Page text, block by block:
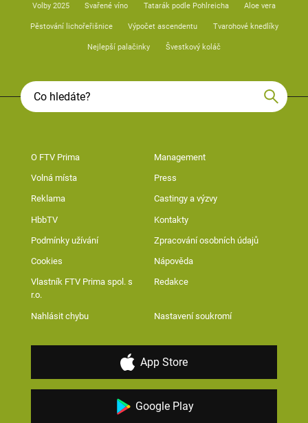
Volby 2025 Svařené víno Tatarák podle Pohlreicha Aloe vera
Pěstování lichořeřišnice Výpočet ascendentu Tvarohové knedlíky
Nejlepší palačinky Švestkový koláč
O FTV Prima Management
Volná místa Press
Reklama Castingy a výzvy
HbbTV Kontakty
Podmínky užívání Zpracování osobních údajů
Cookies Nápověda
Vlastník FTV Prima spol. s
r.o.
Redakce
Nahlásit chybu Nastavení soukromí
App Store
Google Play